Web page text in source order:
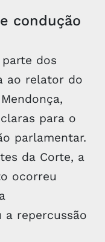
condução
dos
ao relator do
para o
parlamentar.
da Corte, a
ocorreu
a repercussão